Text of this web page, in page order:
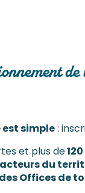
simple:
et plus de
du
Offices de